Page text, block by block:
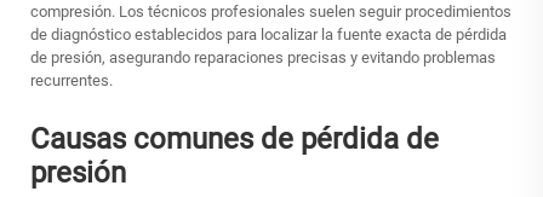
compresión. Los técnicos profesionales suelen seguir procedimientos
de diagnóstico establecidos para localizar la fuente exacta de pérdida
de presión, asegurando reparaciones precisas y evitando problemas
recurrentes.
Causas comunes de pérdida de
presión